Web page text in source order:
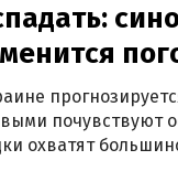
почувствуют
охватят